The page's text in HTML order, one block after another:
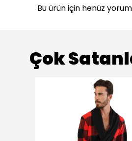
Bu ürün için henüz
Çok